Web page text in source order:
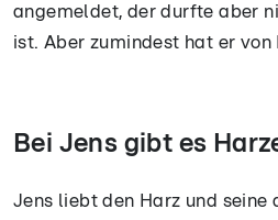
angemeldet, der durfte aber
ist. Aber zumindest hat er
Bei Jens gibt es
Jens liebt den Harz und